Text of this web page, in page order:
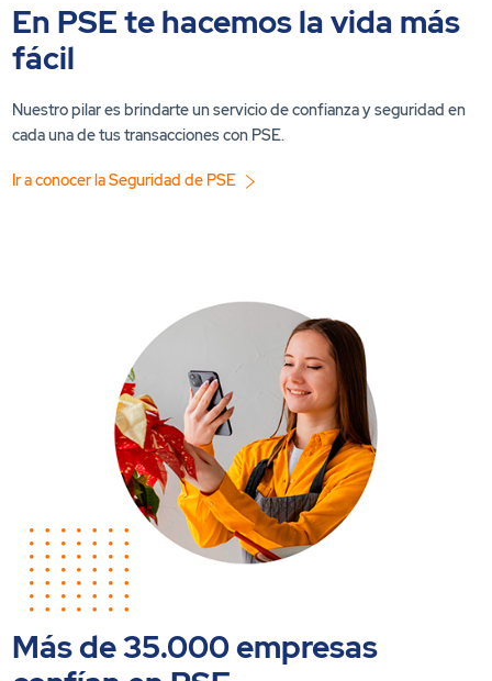
En PSE te hacemos la vida más
fácil
Nuestro pilar es brindarte un servicio de confianza y seguridad en
cada una de tus transacciones con PSE.
Ir a conocer la Seguridad de PSE
Más de 35.000 empresas